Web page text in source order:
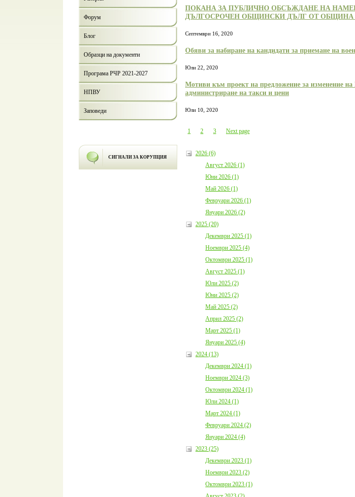
Форум
Блог
Образци на документи
Програма РЧР 2021-2027
НПВУ
Заповеди
СИГНАЛИ ЗА КОРУПЦИЯ
ПОКАНА ЗА ПУБЛИЧНО ОБСЪЖДАНЕ НА
ДЪЛГОСРОЧЕН ОБЩИНСКИ ДЪЛГ ОТ ОБЩИНА
Септември 16, 2020
Обяви за набиране на кандидати за приемане на
Юли 22, 2020
Мотиви към проект на предложение за изменение на
администриране на такси и цени
Юли 10, 2020
1 2 3 Next page
2026 (6)
Август 2026 (1)
Юни 2026 (1)
Май 2026 (1)
Февруари 2026 (1)
Януари 2026 (2)
2025 (20)
Декември 2025 (1)
Ноември 2025 (4)
Октомври 2025 (1)
Август 2025 (1)
Юли 2025 (2)
Юни 2025 (2)
Май 2025 (2)
Април 2025 (2)
Март 2025 (1)
Януари 2025 (4)
2024 (13)
Декември 2024 (1)
Ноември 2024 (3)
Октомври 2024 (1)
Юли 2024 (1)
Март 2024 (1)
Февруари 2024 (2)
Януари 2024 (4)
2023 (25)
Декември 2023 (1)
Ноември 2023 (2)
Октомври 2023 (1)